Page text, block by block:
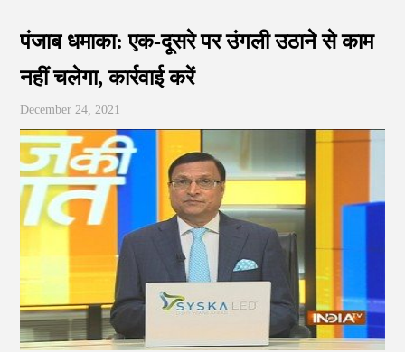
पंजाब धमाका: एक-दूसरे पर उंगली उठाने से काम
नहीं चलेगा, कार्रवाई करें
December 24, 2021